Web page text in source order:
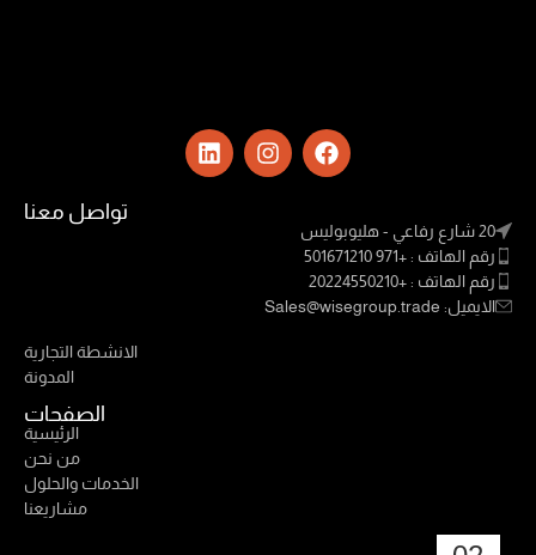
تواصل معنا
20 شارع رفاعي - هليوبوليس
رقم الهاتف : +971 501671210
رقم الهاتف : +20224550210
الايميل: Sales@wisegroup.trade
الانشطة التجارية
المدونة
الصفحات
الرئيسية
من نحن
الخدمات والحلول
مشاريعنا